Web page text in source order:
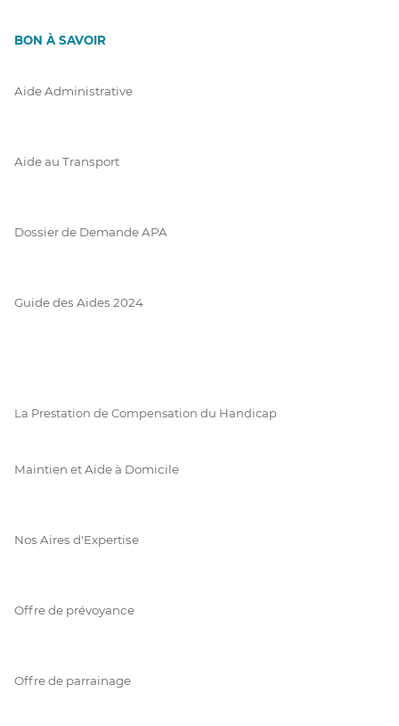
BON À SAVOIR
Aide Administrative
Aide au Transport
Dossier de Demande APA
Guide des Aides 2024
La Prestation de Compensation du Handicap
Maintien et Aide à Domicile
Nos Aires d'Expertise
Offre de prévoyance
Offre de parrainage